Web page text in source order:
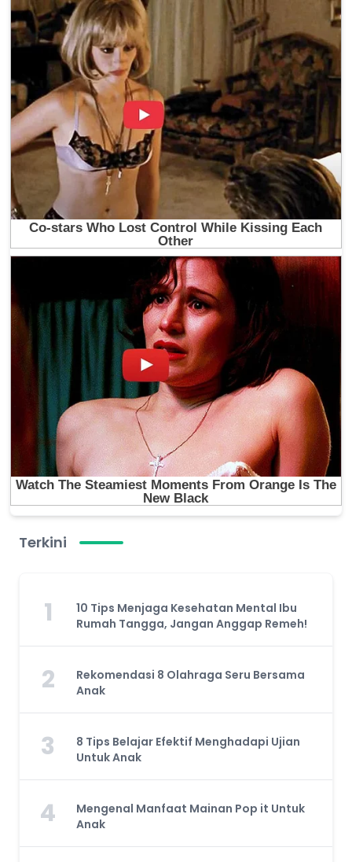
Terkini
1
10 Tips Menjaga Kesehatan Mental Ibu
Rumah Tangga, Jangan Anggap Remeh!
2
Rekomendasi 8 Olahraga Seru Bersama
Anak
3
8 Tips Belajar Efektif Menghadapi Ujian
Untuk Anak
4
Mengenal Manfaat Mainan Pop it Untuk
Anak